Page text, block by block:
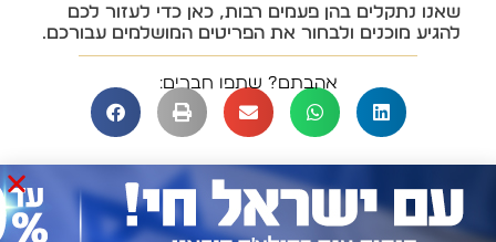
שאנו נתקלים בהן פעמים רבות, כאן כדי לעזור לכם
להגיע מוכנים ולבחור את הפריטים המושלמים עבורכם.
אהבתם? שתפו חברים:
Last Chance